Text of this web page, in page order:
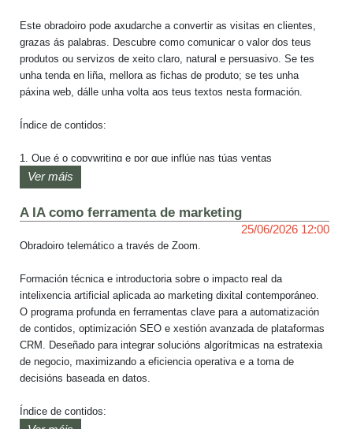
O obradoiro será impartido por Guillermo Nass, TSU en Deseñador
Gráfico Publicitario do Colexio Universitario Monseñor de Talavera,
entusiasta da cor e do deseño con experiencia en web, Wordpress,
posicionamento en redes sociais, márketing dixital, entre outros.
Este obradoiro pode axudarche a convertir as visitas en clientes,
grazas ás palabras. Descubre como comunicar o valor dos teus
produtos ou servizos de xeito claro, natural e persuasivo. Se tes
unha tenda en liña, mellora as fichas de produto; se tes unha
páxina web, dálle unha volta aos teus textos nesta formación.
Índice de contidos:
1. Que é o copywriting e por que inflúe nas túas ventas
2. Como escribir textos que conecten
3. Copys para páxinas clave: inicio, sobre nós, servizos…
4. Copys para fichas de produto
O obradoiro será impartido por María Aller, Licenciada en
postgrado en Comunicación Corporativa pola Universidad de A
Coruña e un master en márketing dixital na UCM, con mais de 3
anos de experiencia en ecommerce e márketing dixital.
Ver máis
A IA como ferramenta de marketing
25/06/2026 12:00
Obradoiro telemático a través de Zoom.
Formación técnica e introductoria sobre o impacto real da
intelixencia artificial aplicada ao marketing dixital contemporáneo.
O programa profunda en ferramentas clave para a automatización
de contidos, optimización SEO e xestión avanzada de plataformas
CRM. Deseñado para integrar solucións algorítmicas na estratexia
de negocio, maximizando a eficiencia operativa e a toma de
decisións baseada en datos.
Índice de contidos: